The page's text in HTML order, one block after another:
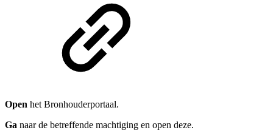
Open het Bronhouderportaal.
Ga naar de betreffende machtiging en open deze.